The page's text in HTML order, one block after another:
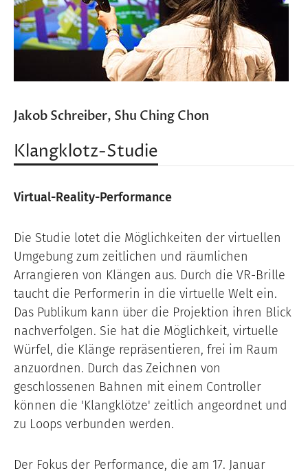
Jakob Schreiber, Shu Ching Chon
Klangklotz-Studie
Virtual-Reality-Performance
Die Studie lotet die Möglichkeiten der virtuellen
Umgebung zum zeitlichen und räumlichen
Arrangieren von Klängen aus. Durch die VR-Brille
taucht die Performerin in die virtuelle Welt ein.
Das Publikum kann über die Projektion ihren Blick
nachverfolgen. Sie hat die Möglichkeit, virtuelle
Würfel, die Klänge repräsentieren, frei im Raum
anzuordnen. Durch das Zeichnen von
geschlossenen Bahnen mit einem Controller
können die 'Klangklötze' zeitlich angeordnet und
zu Loops verbunden werden.
Der Fokus der Performance, die am 17. Januar